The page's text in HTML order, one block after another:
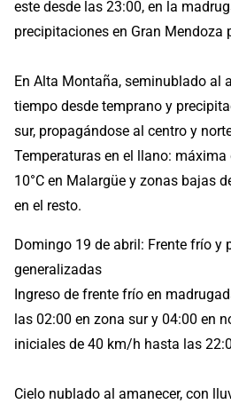
este desde las 23:00, en la
precipitaciones en Gran Mendoza
En Alta Montaña, seminublado al
tiempo desde temprano y
sur, propagándose al centro y
Temperaturas en el llano: máxima
10°C en Malargüe y zonas bajas
en el resto.
Domingo 19 de abril: Frente frío y
generalizadas
Ingreso de frente frío en
las 02:00 en zona sur y 04:00 en
iniciales de 40 km/h hasta las
Cielo nublado al amanecer, con